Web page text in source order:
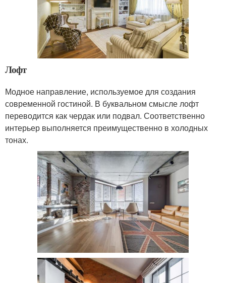
Лофт
Модное направление, используемое для создания
современной гостиной. В буквальном смысле лофт
переводится как чердак или подвал. Соответственно
интерьер выполняется преимущественно в холодных
тонах.